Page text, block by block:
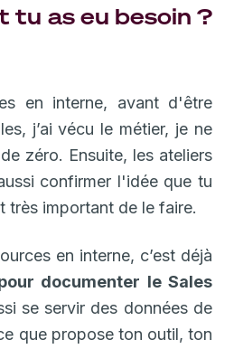
tu as eu besoin ?
en interne, avant d'être
j’ai vécu le métier, je ne
zéro. Ensuite, les ateliers
confirmer l'idée que tu
très important de le faire.
en interne, c’est déjà
documenter le Sales
se servir des données de
que propose ton outil, ton